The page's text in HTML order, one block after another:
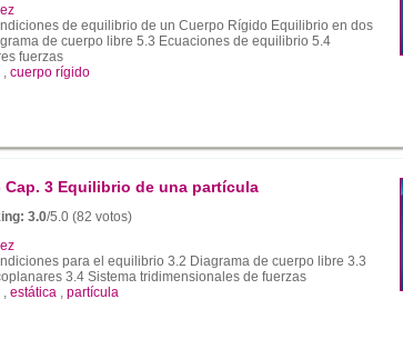
de equilibrio de un Cuerpo Rígido Equilibrio en dos
de cuerpo libre 5.3 Ecuaciones de equilibrio 5.4
fuerzas
, cuerpo rígido
Cap. 3 Equilibrio de una partícula
3.0/5.0 (82 votos)
para el equilibrio 3.2 Diagrama de cuerpo libre 3.3
3.4 Sistema tridimensionales de fuerzas
, estática , partícula